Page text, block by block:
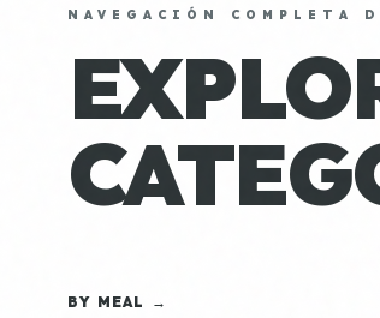
NAVEGACIÓN COMPLETA
BY MEAL →